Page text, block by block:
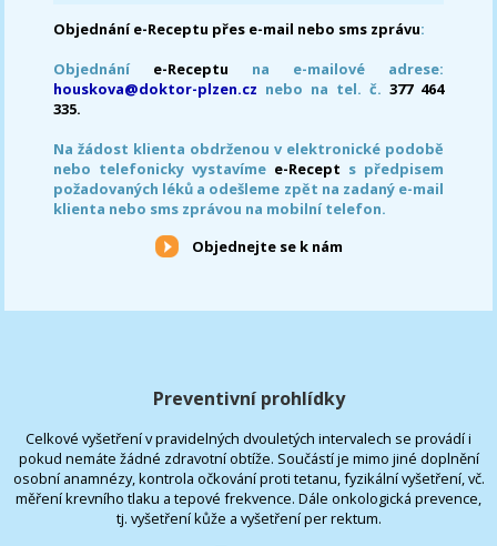
Objednání e-Receptu přes e-mail nebo sms zprávu:
Objednání e-Receptu na e-mailové adrese:
houskova@doktor-plzen.cz nebo na tel. č. 377 464
335.
Na žádost klienta obdrženou v elektronické podobě
nebo telefonicky vystavíme e-Recept s předpisem
požadovaných léků a odešleme zpět na zadaný e-mail
klienta nebo sms zprávou na mobilní telefon.
Objednejte se k nám
Preventivní prohlídky
Celkové vyšetření v pravidelných dvouletých intervalech se provádí i
pokud nemáte žádné zdravotní obtíže. Součástí je mimo jiné doplnění
osobní anamnézy, kontrola očkování proti tetanu, fyzikální vyšetření, vč.
měření krevního tlaku a tepové frekvence. Dále onkologická prevence,
tj. vyšetření kůže a vyšetření per rektum.